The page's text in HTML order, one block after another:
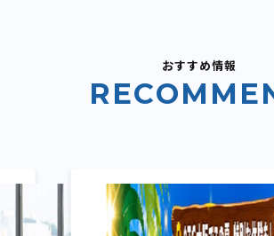
おすすめ情報
RECOM M E